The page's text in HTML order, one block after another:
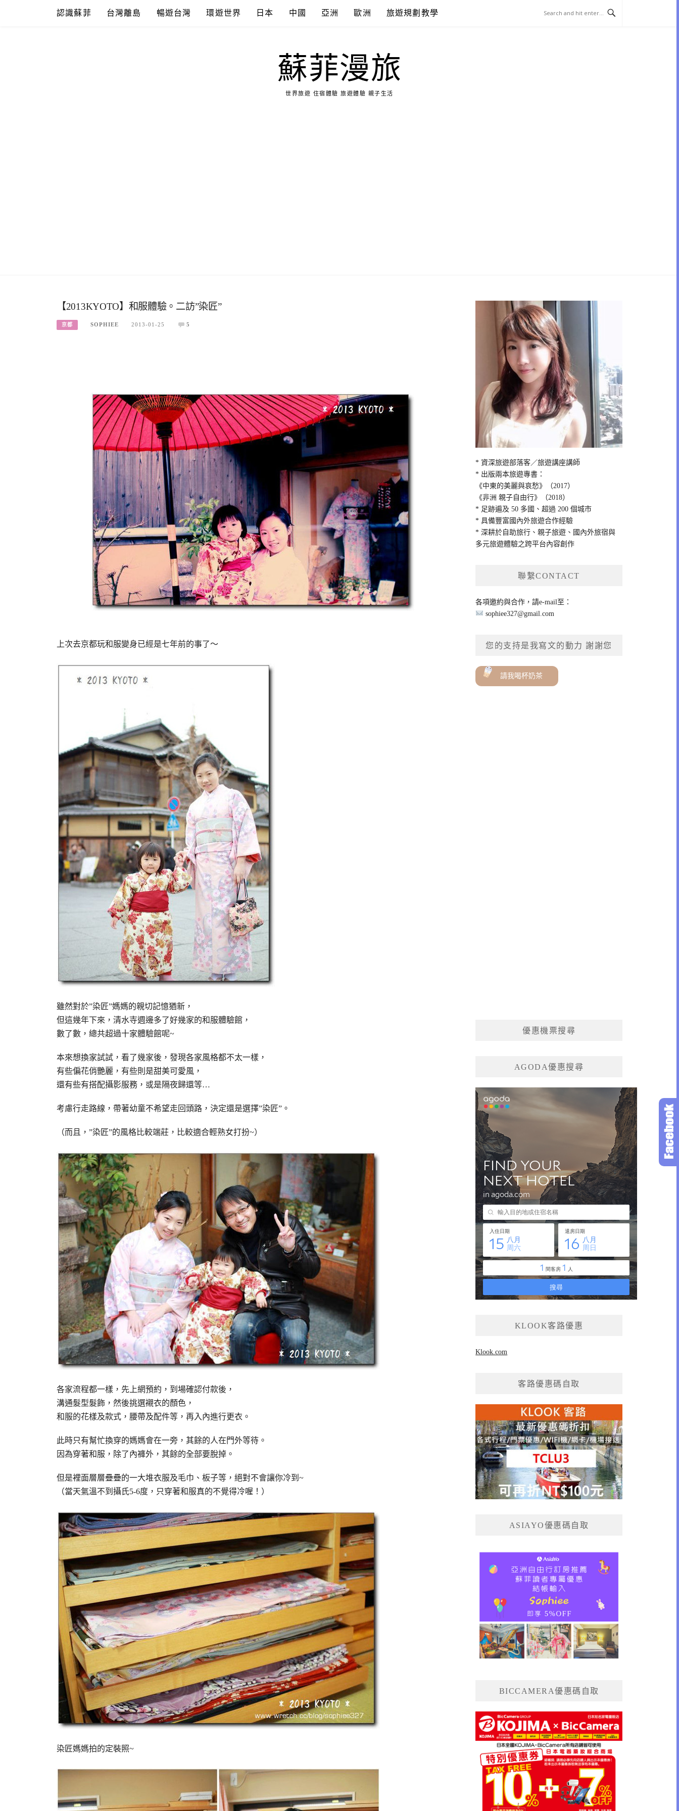
認識蘇菲 台灣離島 暢遊台灣 環遊世界 日本 中國 亞洲 歐洲 旅遊規劃教學
蘇菲漫旅
世界旅遊 住宿體驗 旅遊體驗 親子生活
【2013KYOTO】和服體驗。二訪”染匠”
京都 SOPHIEE 2013-01-25 5
上次去京都玩和服變身已經是七年前的事了～
雖然對於”染匠”媽媽的親切記憶猶新，
但這幾年下來，清水寺週邊多了好幾家的和服體驗館，
數了數，總共超過十家體驗館呢~
本來想換家試試，看了幾家後，發現各家風格都不太一樣，
有些偏花俏艷麗，有些則是甜美可愛風，
還有些有搭配攝影服務，或是隔夜歸還等…
考慮行走路線，帶著幼童不希望走回頭路，決定還是選擇”染匠”。
（而且，”染匠”的風格比較端莊，比較適合輕熟女打扮~）
各家流程都一樣，先上網預約，到場確認付款後，
溝通髮型髮飾，然後挑選襯衣的顏色，
和服的花樣及款式，腰帶及配件等，再入內進行更衣。
此時只有幫忙換穿的媽媽會在一旁，其餘的人在門外等待。
因為穿著和服，除了內褲外，其餘的全部要脫掉。
但是裡面層層疊疊的一大堆衣服及毛巾、板子等，絕對不會讓你冷到~
（當天氣溫不到攝氏5-6度，只穿著和服真的不覺得冷喔！）
染匠媽媽拍的定裝照~
* 資深旅遊部落客／旅遊講座講師
* 出版兩本旅遊專書：
《中東的美麗與哀愁》（2017）
《非洲 親子自由行》（2018）
* 足跡遍及 50 多國、超過 200 個城市
* 具備豐富國內外旅遊合作經驗
* 深耕於自助旅行、親子旅遊、國內外旅宿與
多元旅遊體驗之跨平台內容創作
聯繫CONTACT
各項邀約與合作，請e-mail至：
sophiee327@gmail.com
您的支持是我寫文的動力 謝謝您
請我喝杯奶茶
優惠機票搜尋
AGODA優惠搜尋
KLOOK客路優惠
Klook.com
客路優惠碼自取
ASIAYO優惠碼自取
BICCAMERA優惠碼自取